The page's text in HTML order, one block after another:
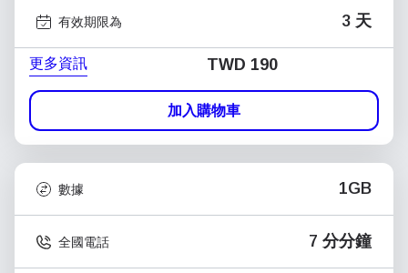
有效期限為 3 天
更多資訊 TWD 190
加入購物車
數據 1GB
全國電話 7 分分鐘